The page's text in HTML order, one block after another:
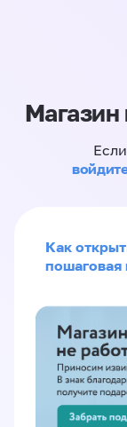
Магазин
Как
пошаговая